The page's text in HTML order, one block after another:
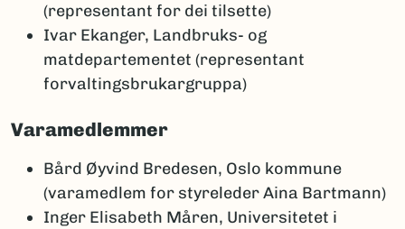
(representant for dei tilsette)
Ivar Ekanger, Landbruks- og
matdepartementet (representant
forvaltingsbrukargruppa)
Varamedlemmer
Bård Øyvind Bredesen, Oslo kommune
(varamedlem for styreleder Aina Bartmann)
Inger Elisabeth Måren, Universitetet i